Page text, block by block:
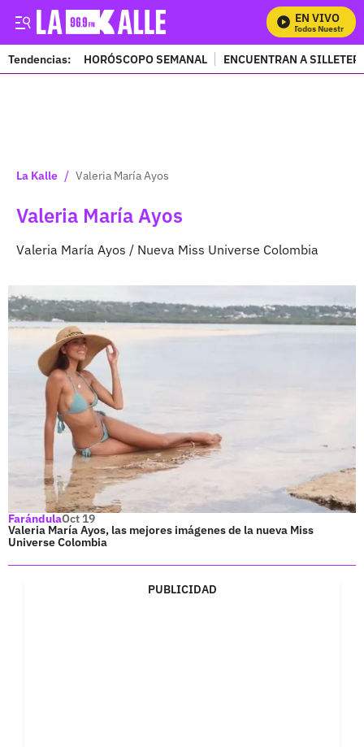
EN VIVO
Mira Todos Nuestros
Tendencias: HORÓSCOPO SEMANAL ENCUENTRAN A
La Kalle / Valeria María Ayos
Valeria María Ayos
Valeria María Ayos / Nueva Miss Universe Colombia
FarándulaOct 19
Valeria María Ayos, las mejores imágenes de la nueva Miss
Universe Colombia
PUBLICIDAD